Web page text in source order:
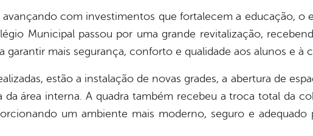
avançando com investimentos que fortalecem a educação, o
Municipal passou por uma grande revitalização,
garantir mais segurança, conforto e qualidade aos alunos e à
estão a instalação de novas grades, a abertura de
da área interna. A quadra também recebeu a troca total da
um ambiente mais moderno, seguro e adequado